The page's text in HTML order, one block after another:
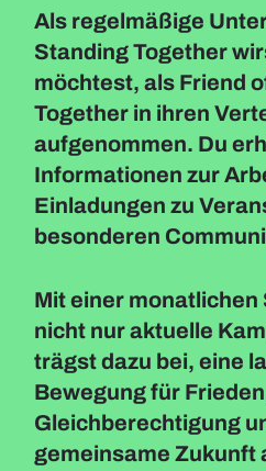
Als regelmäßige
Standing Together
möchtest, als Friend
Together in ihren
aufgenommen. Du
Informationen zur
Einladungen zu
besonderen
Mit einer
nicht nur aktuelle
trägst dazu bei, eine
Bewegung für
Gleichberechtigung
gemeinsame Zukunft